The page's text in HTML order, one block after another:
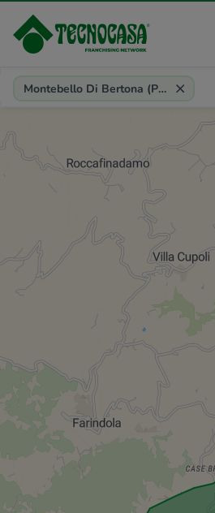
Provincia, comune, zona, riferimento
Montebello Di Bertona (PE)